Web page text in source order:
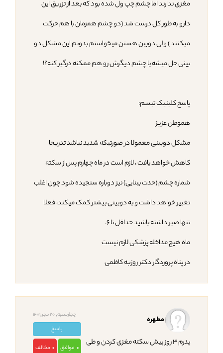
مغزی ندارند اما چشم چپ ول شده بود که بعد از تزریق این
دارو به طور کل درست شد (دو چشم همزمان با هم حرکت
میکنند ) ولی دوبین هستن میخواستم بدونم این مشکل دو
بینی حل میشه یا چشم دیگرش رو هم ممکنه درگیر کنه؟!
پاسخ کلینیک تبسم:
هموطن عزیز
مشکل دوبینی معمولا در صورتیکه شدید نباشد تدریجا
کاهش خواهد یافت ، لازم است در ماه چهارم پس‌از سکته
شماره چشم (حدت بینایی) نیز دوباره سنجیده شود چون اغلب
تغییر خواهد داشت و به دوبینی بیشتر کمک میکند، فعلا
تنها صبر داشته باشید حداقل تا ۶.
ماه هیچ مداخله پزشکی لازم نیست
در پناه پروردگار دکتر روزبه کاظمی
چهارشنبه, 20 مهر,1401
پاسخ
0 موافق 0 مخالف
مطهره
پدرم ۳ روز پیش سکته مغزی کردن و طی